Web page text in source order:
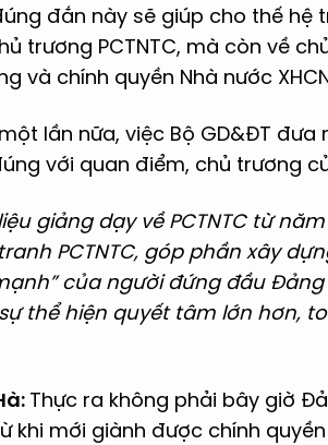
đắn này sẽ giúp cho thế hệ
trương PCTNTC, mà còn về
và chính quyền Nhà nước
lần nữa, việc Bộ GD&ĐT đưa
với quan điểm, chủ trương
giảng dạy về PCTNTC từ
PCTNTC, góp phần xây
của người đứng đầu
thể hiện quyết tâm lớn hơn,
Thực ra không phải bây giờ
khi mới giành được chính